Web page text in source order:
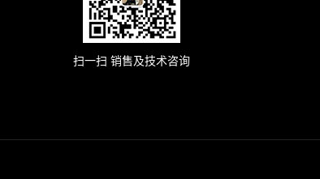
扫一扫 销售及技术咨询